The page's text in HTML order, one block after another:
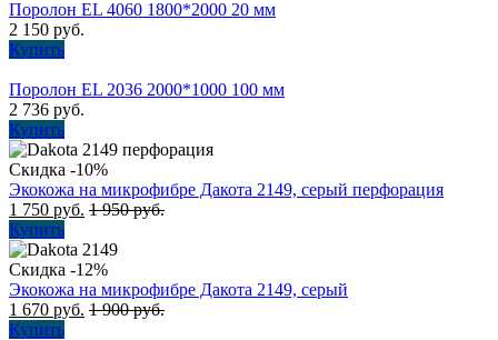
Поролон EL 4060 1800*2000 20 мм
2 150 руб.
Купить
Поролон EL 2036 2000*1000 100 мм
2 736 руб.
Купить
Скидка -10%
Экокожа на микрофибре Дакота 2149, серый перфорация
1 750 руб. 1 950руб.
Купить
Скидка -12%
Экокожа на микрофибре Дакота 2149, серый
1 670 руб. 1 900руб.
Купить